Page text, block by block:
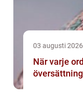
03 augusti 2026
När varje